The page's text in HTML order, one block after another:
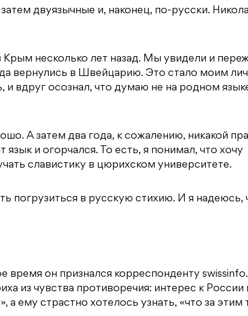
двуязычные и, наконец, по-русски.
несколько лет назад. Мы увидели и
вернулись в Швейцарию. Это стало моим
вдруг осознал, что думаю не на родном
А затем два года, к сожалению, никакой
и огорчался. То есть, я понимал, что хочу
славистику в цюрихском университете.
погрузиться в русскую стихию. И я надеюсь,
он признался корреспонденту
из чувства противоречия: интерес к России
ему страстно хотелось узнать, «что за этим